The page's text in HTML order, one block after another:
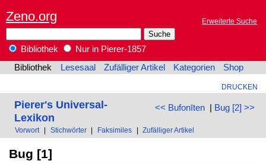
Zeno.org Erweiterte Suche
Bibliothek
Nur in Pierer-1857
Bibliothek
Lesesaal Zufälliger Artikel Kategorien Shop
DRUCKEN
<< Bufonīten| Bug [2] >>
Pierer's Universal-
Lexikon
Vorwort Stichwörter Faksimiles Zufälliger Artikel
Bug [1]